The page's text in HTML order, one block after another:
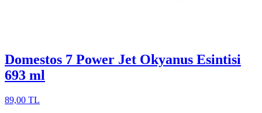
Domestos 7 Power Jet Okyanus Esintisi
693 ml
89,00 TL